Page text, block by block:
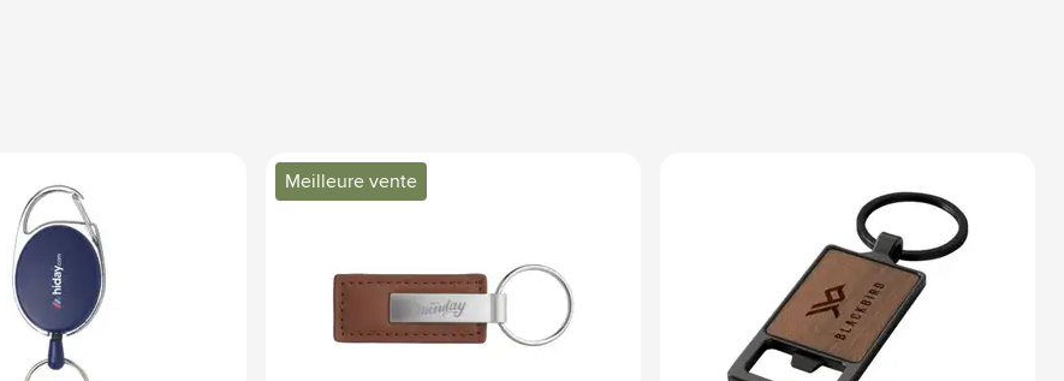
Meilleure vente